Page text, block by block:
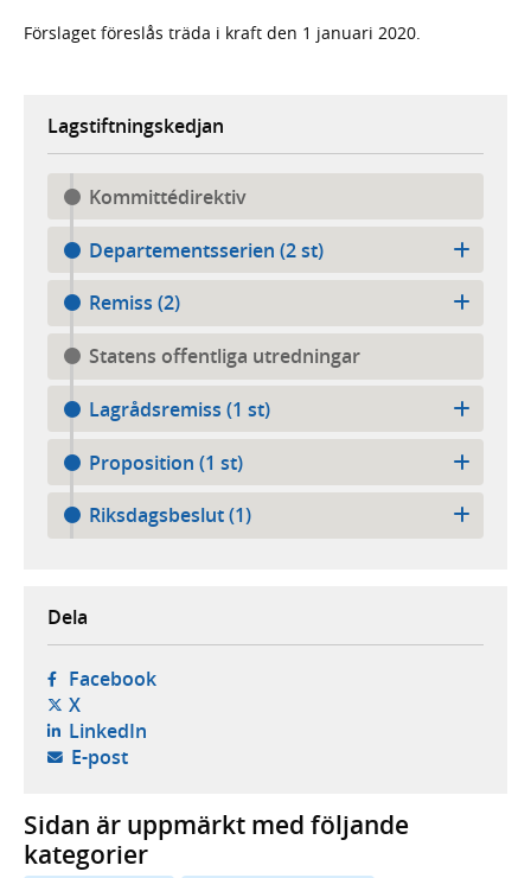
Förslaget föreslås träda i kraft den 1 januari 2020.
Lagstiftningskedjan
Kommittédirektiv
Departementsserien (2 st)
Remiss (2)
Statens offentliga utredningar
Lagrådsremiss (1 st)
Proposition (1 st)
Riksdagsbeslut (1)
Dela
Facebook- öppnas i ny flik, extern webbplats,
X- öppnas i ny flik, extern webbplats,
LinkedIn- öppnas i ny flik, extern webbplats,
E-post- öppnar din e-postklient,
Sidan är uppmärkt med följande
kategorier